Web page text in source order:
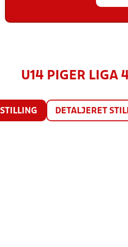
U14 PIGER LIGA
STILLING DETALJERET